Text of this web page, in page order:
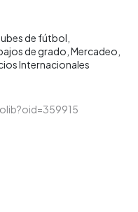
de fútbol
de grado Mercadeo
Internacionales